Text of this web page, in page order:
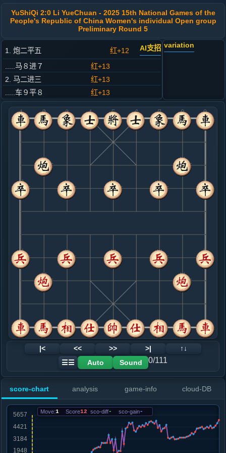
YuShiQi 2:0 Li YueChuan - 2025 15th National Games of the
People's Republic of China Women's individual Open group
Preliminary Round 5
1. 炮二平五 红+12 AI支招
.....马８进７
红+13
2. 马二进三
红+13
.....车９平８
红+13
3. 车一平二
红+12
.....马２进３
红+18
4. 兵七进一
红+7
.....卒７进１
红+11
5. 车二进六
红+4
.....马７进６
6. 马八进七
红+9
.....卒７进１
红+16
车１进１
7. 车二平四
红+20
车二退一
8. 马七进六
红+1
兵三进一
.....卒７进１
红+1
9. 马三退五
黑+10
.....砲８平５
10. 马五进七
红+0
.....砲５平７
红+44
士４进５
红+5
.....象７进５
红+25
士４进５
12. 车九进一
红+30
红+20
13. 车九平二
红+0
炮八进一
.....砲７平９
红+16
砲２进１
15. 马六进四
.....卒７进１
红+325
马８进７
16. 车二进二
红+51
variation
|< << >> >|
↑↓
☰☰
Auto Sound 0/111
score-chart analysis game-info cloud-DB
Move:1 Score12 sco-diff- sco-gain-